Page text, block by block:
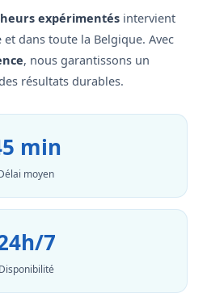
expérimentés intervient
dans toute la Belgique. Avec
, nous garantissons un
résultats durables.
min
moyen
7
Disponibilité